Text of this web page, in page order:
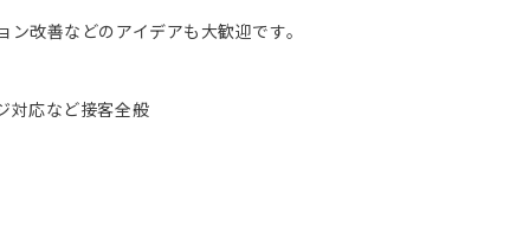
改善などのアイデアも大歓迎です。
対応など接客全般